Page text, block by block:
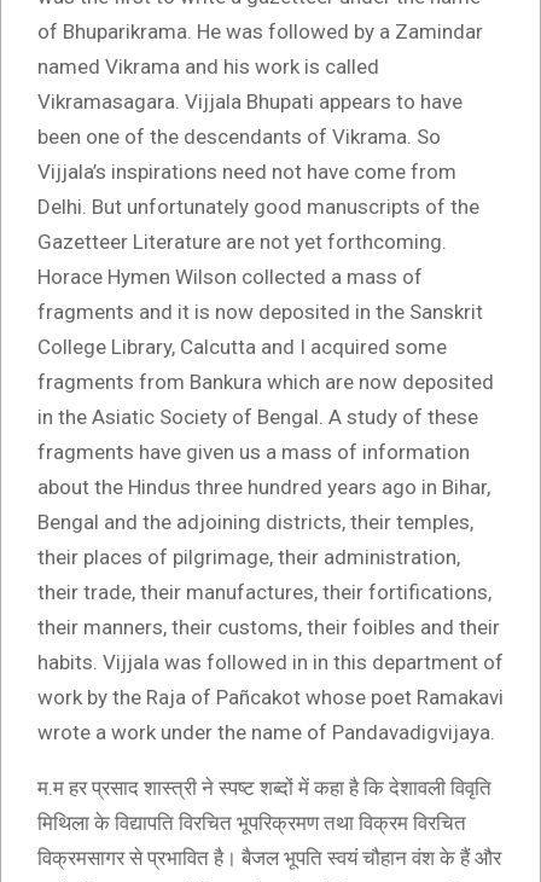
of Bhuparikrama. He was followed by a Zamindar
named Vikrama and his work is called
Vikramasagara. Vijjala Bhupati appears to have
been one of the descendants of Vikrama. So
Vijjala’s inspirations need not have come from
Delhi. But unfortunately good manuscripts of the
Gazetteer Literature are not yet forthcoming.
Horace Hymen Wilson collected a mass of
fragments and it is now deposited in the Sanskrit
College Library, Calcutta and I acquired some
fragments from Bankura which are now deposited
in the Asiatic Society of Bengal. A study of these
fragments have given us a mass of information
about the Hindus three hundred years ago in Bihar,
Bengal and the adjoining districts, their temples,
their places of pilgrimage, their administration,
their trade, their manufactures, their fortifications,
their manners, their customs, their foibles and their
habits. Vijjala was followed in in this department of
work by the Raja of Pañcakot whose poet Ramakavi
wrote a work under the name of Pandavadigvijaya.
म.म हर प्रसाद शास्त्री ने स्पष्ट शब्दों में कहा है कि देशावली विवृति
मिथिला के विद्यापति विरचित भूपरिक्रमण तथा विक्रम विरचित
विक्रमसागर से प्रभावित है। बैजल भूपति स्वयं चौहान वंश के हैं और